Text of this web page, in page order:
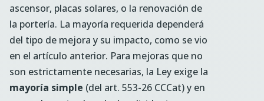
ascensor, placas solares, o la renovación de
la portería. La mayoría requerida dependerá
del tipo de mejora y su impacto, como se vio
en el artículo anterior. Para mejoras que no
son estrictamente necesarias, la Ley exige la
mayoría simple (del art. 553-26 CCCat) y en